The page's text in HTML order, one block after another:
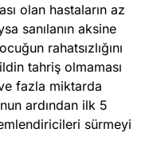
olan hastaların az
sanılanın aksine
rahatsızlığını
tahriş olmaması
fazla miktarda
ardından ilk 5
sürmeyi